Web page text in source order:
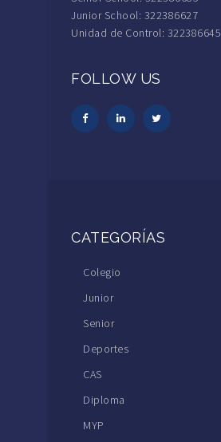
Junior School: 322386627
Unidad de Control: 322386645
FOLLOW US
CATEGORÍAS
Colegio
Junior
Senior
Deportes
CAS
Diploma
MYP